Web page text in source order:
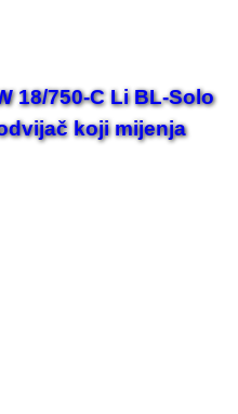
18/750-C Li BL-Solo
koji mijenja